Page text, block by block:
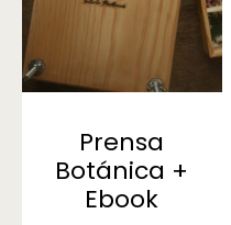
Prensa
Botánica +
Ebook